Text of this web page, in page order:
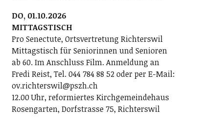
DO, 01.10.2026
MITTAGSTISCH
Pro Senectute, Ortsvertretung Richterswil
Mittagstisch für Seniorinnen und Senioren
ab 60. Im Anschluss Film. Anmeldung an
Fredi Reist, Tel. 044 784 88 52 oder per E-Mail:
ov.richterswil@pszh.ch
12.00 Uhr, reformiertes Kirchgemeindehaus
Rosengarten, Dorfstrasse 75, Richterswil